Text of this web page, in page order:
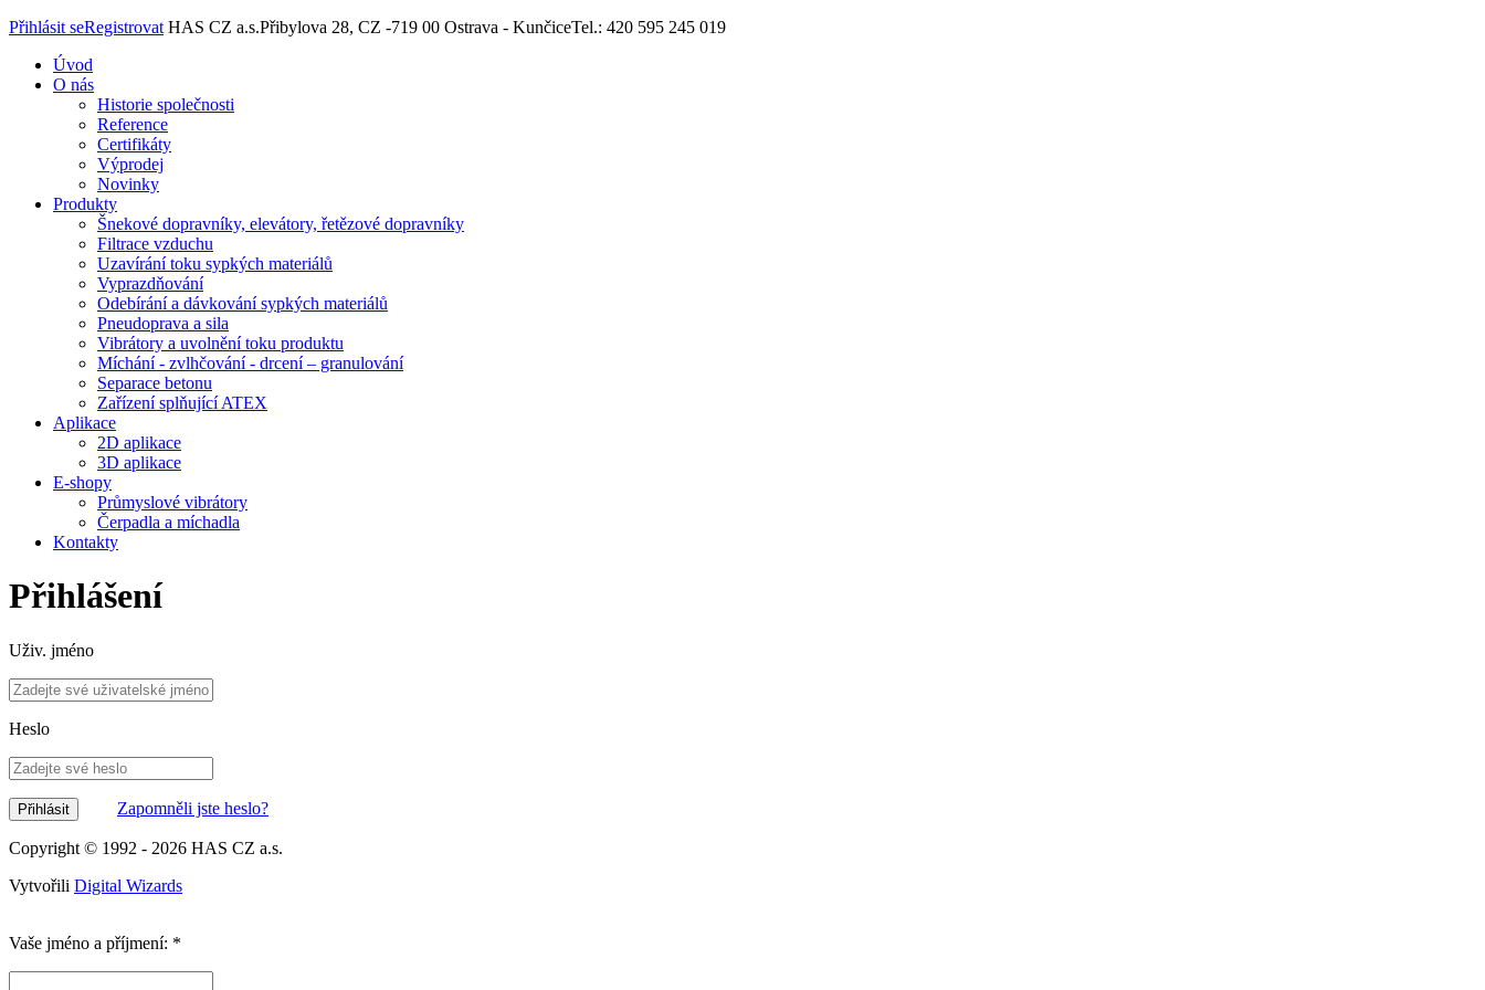
Přihlásit seRegistrovat HAS CZ a.s.Přibylova 28, CZ -719 00 Ostrava - KunčiceTel.: 420 595 245 019
Úvod
O nás
Historie společnosti
Reference
Certifikáty
Výprodej
Novinky
Produkty
Šnekové dopravníky, elevátory, řetězové dopravníky
Filtrace vzduchu
Uzavírání toku sypkých materiálů
Vyprazdňování
Odebírání a dávkování sypkých materiálů
Pneudoprava a sila
Vibrátory a uvolnění toku produktu
Míchání - zvlhčování - drcení – granulování
Separace betonu
Zařízení splňující ATEX
Aplikace
2D aplikace
3D aplikace
E-shopy
Průmyslové vibrátory
Čerpadla a míchadla
Kontakty
Přihlášení
Uživ. jméno
Heslo
Zapomněli jste heslo?
Copyright © 1992 - 2026 HAS CZ a.s.
Vytvořili Digital Wizards
Vaše jméno a příjmení: *